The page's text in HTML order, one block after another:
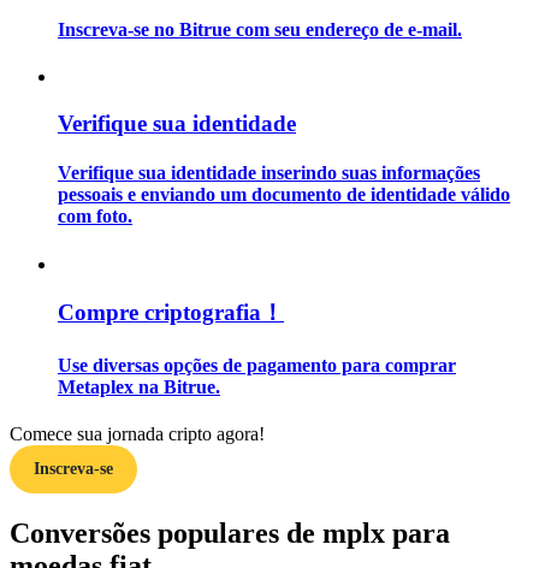
Guia para iniciantes em futuros
Estratégias de negociação
Inscreva-se no Bitrue com seu endereço de e-mail.
Verifique sua identidade
Verifique sua identidade inserindo suas informações
pessoais e enviando um documento de identidade válido
com foto.
Compre criptografia！
Use diversas opções de pagamento para comprar
Metaplex na Bitrue.
Comece sua jornada cripto agora!
Inscreva-se
Conversões populares de mplx para